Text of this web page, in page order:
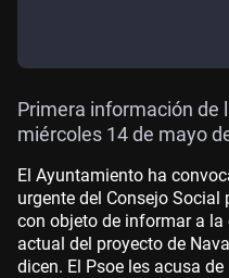
Primera información de
miércoles 14 de mayo
El Ayuntamiento ha
urgente del Consejo Social
con objeto de informar a
actual del proyecto de
dicen. El Psoe les acusa